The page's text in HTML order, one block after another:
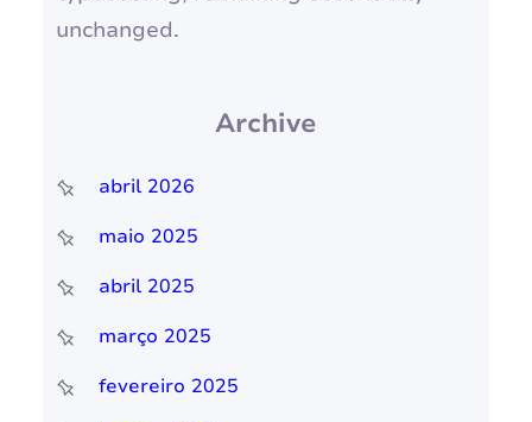
unchanged.
Archive
abril 2026
maio 2025
abril 2025
março 2025
fevereiro 2025